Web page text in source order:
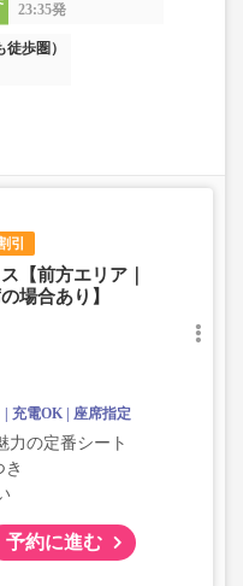
23:35発
歩圏）
引
【前方エリア｜
場合あり】
充電OK 座席指定
力の定番シート
予約に進む